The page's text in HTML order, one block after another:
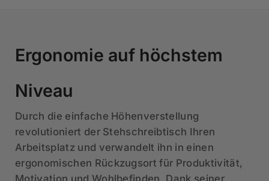
Ergonomie auf höchstem
Niveau
Durch die einfache Höhenverstellung
revolutioniert der Stehschreibtisch Ihren
Arbeitsplatz und verwandelt ihn in einen
ergonomischen Rückzugsort für Produktivität,
Motivation und Wohlbefinden. Dank seiner